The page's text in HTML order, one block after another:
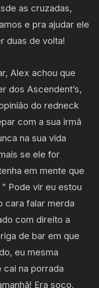
as cruzadas,
e pra ajudar ele
duas de volta!
Alex achou que
dos Ascendent’s,
do redneck
com a sua irmã
na sua vida
se ele for
em mente que
Pode vir eu estou
cara falar merda
com direito a
de bar em que
eu mesma
cai na porrada
Era soco,